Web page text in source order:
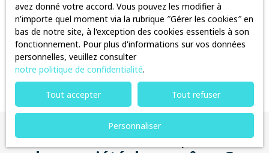
Vous n'avez actuellement aucun favori
Vous ne trouvez pas
avez donné votre accord. Vous pouvez les modifier à
n'importe quel moment via la rubrique ″Gérer les cookies″ en
bas de notre site, à l'exception des cookies essentiels à son
fonctionnement. Pour plus d'informations sur vos données
personnelles, veuillez consulter
notre politique de confidentialité.
Tout accepter Tout refuser
Personnaliser